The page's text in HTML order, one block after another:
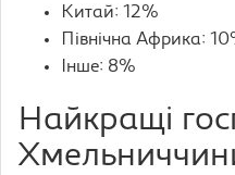
Китай: 12%
Північна Африка:
Інше: 8%
Найкращі